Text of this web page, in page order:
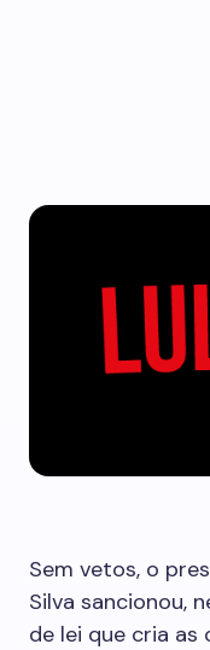
Sem vetos, o
Silva sancionou,
de lei que cria as